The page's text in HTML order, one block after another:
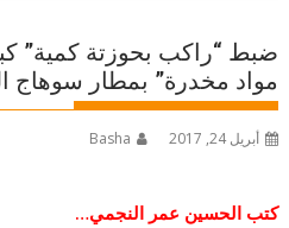
ضبط “راكب بحوزتة كمية”
مواد مخدرة” بمطار سوهاج
أبريل 24, 2017 Basha
كتب الحسين عمر النجمي…